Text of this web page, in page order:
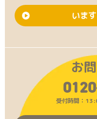
いま
お
受付時間：